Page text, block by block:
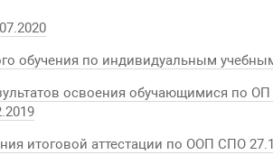
обучения по индивидуальным
освоения обучающимися по
итоговой аттестации по ООП СПО